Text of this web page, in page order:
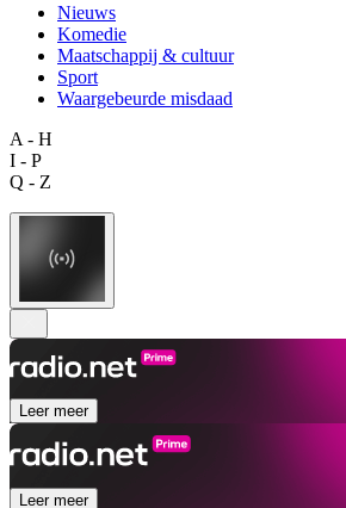
Nieuws
Komedie
Maatschappij & cultuur
Sport
Waargebeurde misdaad
A - H
I - P
Q - Z
Leer meer
Leer meer